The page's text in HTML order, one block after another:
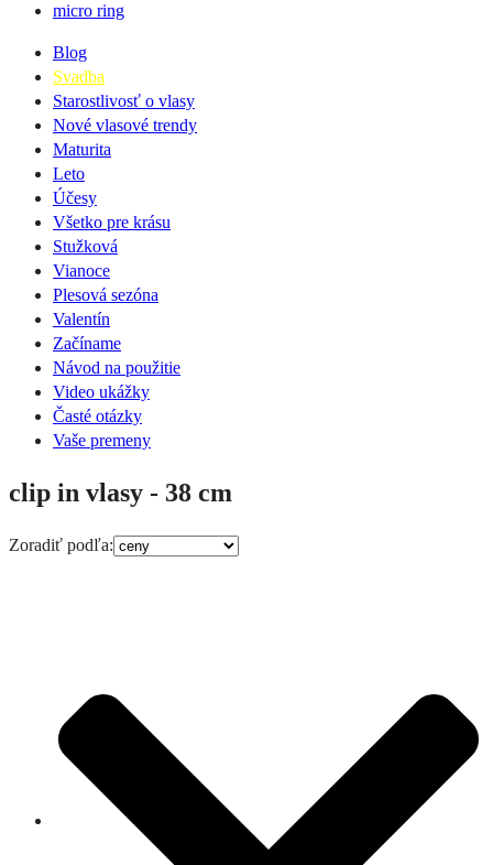
micro ring
Blog
Svadba
Starostlivosť o vlasy
Nové vlasové trendy
Maturita
Leto
Účesy
Všetko pre krásu
Stužková
Vianoce
Plesová sezóna
Valentín
Začíname
Návod na použitie
Video ukážky
Časté otázky
Vaše premeny
clip in vlasy - 38 cm
Zoradiť podľa: